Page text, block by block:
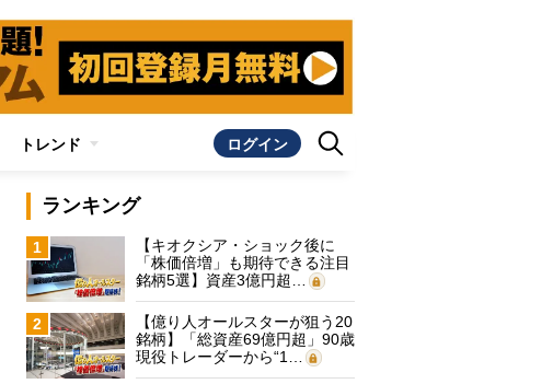
トレンド ログイン
ランキング
1
【キオクシア・ショック後に
「株価倍増」も期待できる注目
銘柄5選】資産3億円超…
2
【億り人オールスターが狙う20
銘柄】「総資産69億円超」90歳
現役トレーダーから“1…